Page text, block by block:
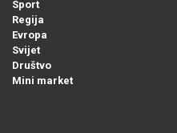
Sport
Regija
Evropa
Svijet
Društvo
Mini market